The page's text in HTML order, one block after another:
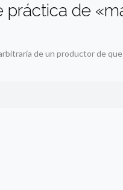
práctica de
de un productor de